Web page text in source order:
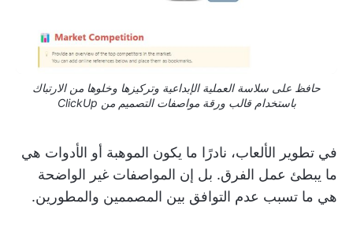
حافظ على سلاسة العملية الإبداعية وتركيزها وخلوها من الارتباك
باستخدام قالب ورقة مواصفات التصميم من ClickUp
في تطوير الألعاب، نادرًا ما يكون الموهبة أو الأدوات هي
ما يبطئ عمل الفرق. بل إن المواصفات غير الواضحة
هي ما تسبب عدم التوافق بين المصممين والمطورين.